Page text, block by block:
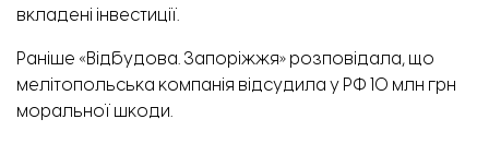
вкладені інвестиції.
Раніше «Відбудова. Запоріжжя» розповідала, що
мелітопольська компанія відсудила у РФ 10 млн грн
моральної шкоди.